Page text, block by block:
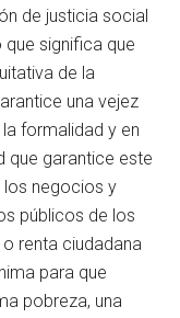
de justicia social
significa que
de la
una vejez
formalidad y en
que garantice este
negocios y
públicos de los
renta ciudadana
para que
pobreza, una